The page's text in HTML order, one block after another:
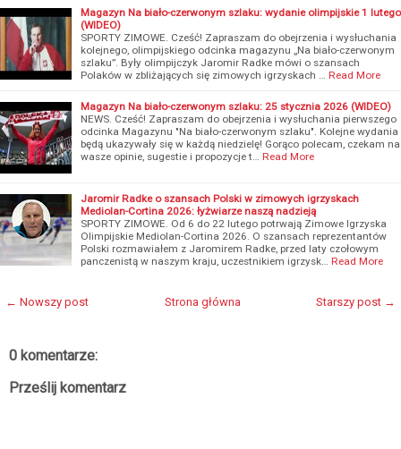
Magazyn Na biało-czerwonym szlaku: wydanie olimpijskie 1 lutego
(WIDEO)
SPORTY ZIMOWE. Cześć! Zapraszam do obejrzenia i wysłuchania
kolejnego, olimpijskiego odcinka magazynu „Na biało-czerwonym
szlaku”. Były olimpijczyk Jaromir Radke mówi o szansach
Polaków w zbliżających się zimowych igrzyskach … Read More
Magazyn Na biało-czerwonym szlaku: 25 stycznia 2026 (WIDEO)
NEWS. Cześć! Zapraszam do obejrzenia i wysłuchania pierwszego
odcinka Magazynu "Na biało-czerwonym szlaku". Kolejne wydania
będą ukazywały się w każdą niedzielę! Gorąco polecam, czekam na
wasze opinie, sugestie i propozycje t… Read More
Jaromir Radke o szansach Polski w zimowych igrzyskach
Mediolan-Cortina 2026: łyżwiarze naszą nadzieją
SPORTY ZIMOWE. Od 6 do 22 lutego potrwają Zimowe Igrzyska
Olimpijskie Mediolan-Cortina 2026. O szansach reprezentantów
Polski rozmawiałem z Jaromirem Radke, przed laty czołowym
panczenistą w naszym kraju, uczestnikiem igrzysk… Read More
← Nowszy post Starszy post →
Strona główna
0 komentarze:
Prześlij komentarz